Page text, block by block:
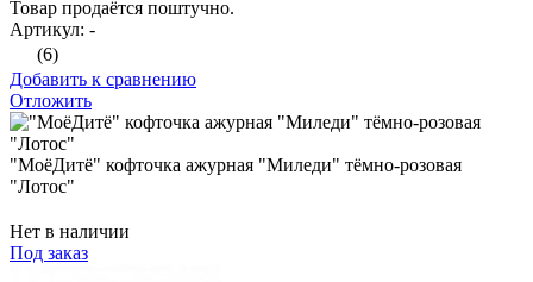
Товар продаётся поштучно.
Артикул: -
(6)
Добавить к сравнению
Отложить
"МоёДитё" кофточка ажурная "Миледи" тёмно-розовая
"Лотос"
Нет в наличии
Под заказ